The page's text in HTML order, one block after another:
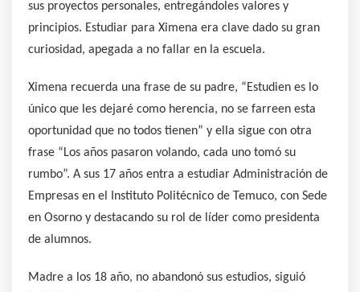
sus proyectos personales, entregándoles valores y
principios. Estudiar para Ximena era clave dado su gran
curiosidad, apegada a no fallar en la escuela.
Ximena recuerda una frase de su padre, “Estudien es lo
único que les dejaré como herencia, no se farreen esta
oportunidad que no todos tienen” y ella sigue con otra
frase “Los años pasaron volando, cada uno tomó su
rumbo”. A sus 17 años entra a estudiar Administración de
Empresas en el Instituto Politécnico de Temuco, con Sede
en Osorno y destacando su rol de líder como presidenta
de alumnos.
Madre a los 18 año, no abandonó sus estudios, siguió